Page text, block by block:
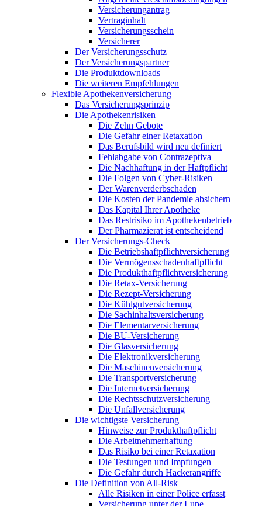
Versicherungantrag
Vertraginhalt
Versicherungsschein
Versicherer
Der Versicherungsschutz
Der Versicherungspartner
Die Produktdownloads
Die weiteren Empfehlungen
Flexible Apothekenversicherung
Das Versicherungsprinzip
Die Apothekenrisiken
Die Zehn Gebote
Die Gefahr einer Retaxation
Das Berufsbild wird neu definiert
Fehlabgabe von Contrazeptiva
Die Nachhaftung in der Haftpflicht
Die Folgen von Cyber-Risiken
Der Warenverderbschaden
Die Kosten der Pandemie absichern
Das Kapital Ihrer Apotheke
Das Restrisiko im Apothekenbetrieb
Der Pharmazierat ist entscheidend
Der Versicherungs-Check
Die Betriebshaftpflichtversicherung
Die Vermögensschadenhaftpflicht
Die Produkthaftpflichtversicherung
Die Retax-Versicherung
Die Rezept-Versicherung
Die Kühlgutversicherung
Die Sachinhaltsversicherung
Die Elementarversicherung
Die BU-Versicherung
Die Glasversicherung
Die Elektronikversicherung
Die Maschinenversicherung
Die Transportversicherung
Die Internetversicherung
Die Rechtsschutzversicherung
Die Unfallversicherung
Die wichtigste Versicherung
Hinweise zur Produkthaftpflicht
Die Arbeitnehmerhaftung
Das Risiko bei einer Retaxation
Die Testungen und Impfungen
Die Gefahr durch Hackerangriffe
Die Definition von All-Risk
Alle Risiken in einer Police erfasst
Versicherung unter der Lupe